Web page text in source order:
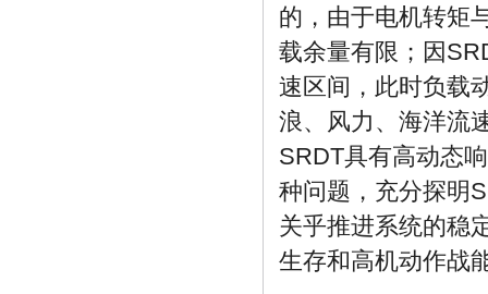
的，由于电机转矩
载余量有限；因
速区间，此时负载
浪、风力、海洋流
SRDT具有高动态
种问题，充分探明
关乎推进系统的稳
生存和高机动作战